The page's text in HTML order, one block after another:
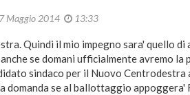
Maggio 2014 13:33
Quindi il mio impegno sara' quello di
se domani ufficialmente avremo la
sindaco per il Nuovo Centrodestra
domanda se al ballottaggio appoggera'